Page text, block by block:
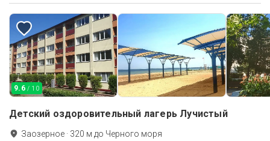
9.6 / 10
Детский оздоровительный лагерь Лучистый
Заозерное · 320 м до Черного моря